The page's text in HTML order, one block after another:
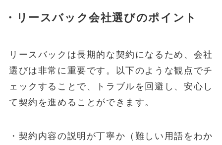
・リースバック会社選びのポイント
リースバックは長期的な契約になるため、会社
選びは非常に重要です。以下のような観点でチ
ェックすることで、トラブルを回避し、安心し
て契約を進めることができます。
・契約内容の説明が丁寧か（難しい用語をわか